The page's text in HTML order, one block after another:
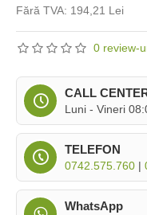
0 review-
Fără TVA: 194,21 Lei
CALL
Luni - Vineri
TELEFON
0742.575.760 |
WhatsApp